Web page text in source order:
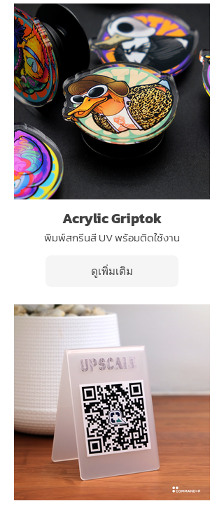
Acrylic Griptok
พิมพ์สกรีนสี UV พร้อมติดใช้งาน
ดูเพิ่มเติม